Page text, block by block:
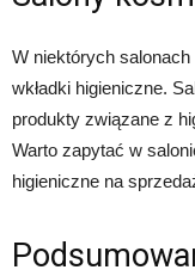
W niektórych
wkładki higieniczne.
produkty związane z
Warto zapytać w
higieniczne na